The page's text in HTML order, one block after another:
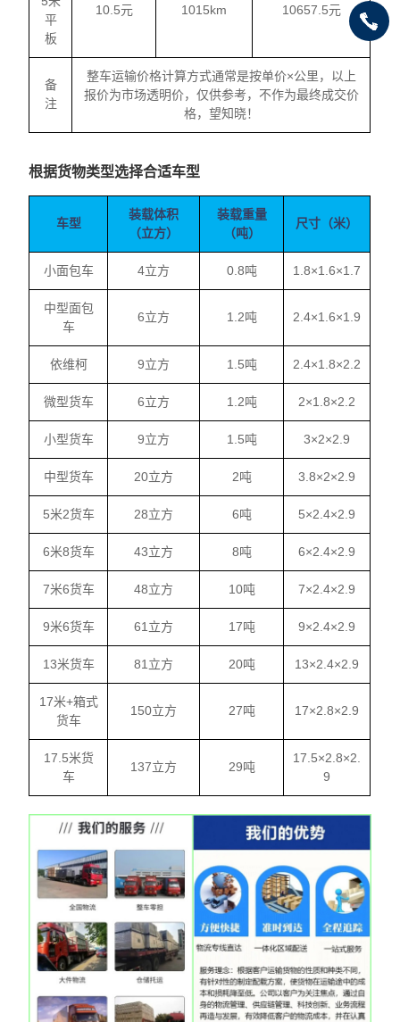
平
板
10.5元 1015km 10657.5元
备
注
整车运输价格计算方式通常是按单价×公里，以上
报价为市场透明价，仅供参考，不作为最终成交价
格，望知晓！
根据货物类型选择合适车型
车型
装载体积
（立方）
装载重量
（吨）
尺寸（米）
小面包车 4立方 0.8吨 1.8×1.6×1.7
中型面包
车
6立方 1.2吨 2.4×1.6×1.9
依维柯 9立方 1.5吨 2.4×1.8×2.2
微型货车 6立方 1.2吨 2×1.8×2.2
小型货车 9立方 1.5吨 3×2×2.9
中型货车 20立方 2吨 3.8×2×2.9
5米2货车 28立方 6吨 5×2.4×2.9
6米8货车 43立方 8吨 6×2.4×2.9
7米6货车 48立方 10吨 7×2.4×2.9
9米6货车 61立方 17吨 9×2.4×2.9
13米货车 81立方 20吨 13×2.4×2.9
17米+箱式
货车
150立方 27吨 17×2.8×2.9
17.5米货
车
137立方 29吨
17.5×2.8×2.
9